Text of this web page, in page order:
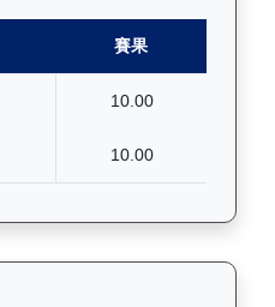
賽果
10.00
10.00